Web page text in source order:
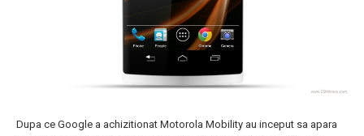
Dupa ce Google a achizitionat Motorola Mobility au inceput sa apara